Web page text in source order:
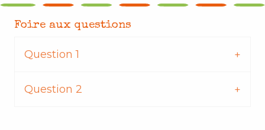
Foire aux questions
Question 1
Question 2